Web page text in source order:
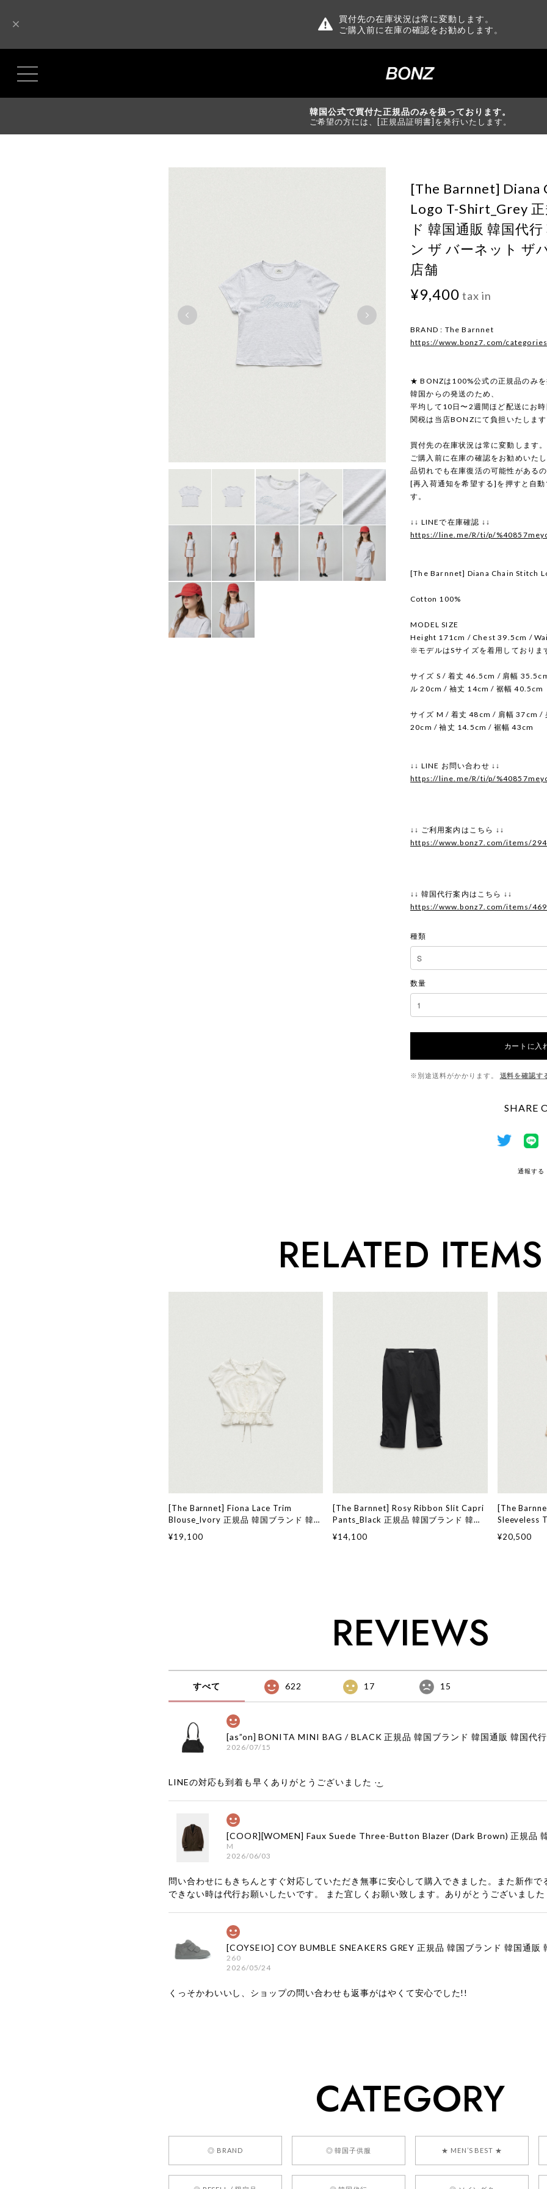
買付先の在庫状況は常に変動します。
ご購入前に在庫の確認をお勧めします。
韓国公式で買付た正規品のみを扱っております。
ご希望の方には、[正規品証明書]を発行いたします。
[The Barnnet] Diana
Logo T-Shirt_Grey
ド 韓国通販 韓国代
ン ザ バーネット ザ
店舗
¥9,400 tax in
BRAND : The Barnnet
https://www.bonz7.com/
★ BONZは100%公式の正規品のみ
韓国からの発送のため、
平均して10日〜2週間ほど配送にお
関税は当店BONZにて負担いたしま
買付先の在庫状況は常に変動します。
ご購入前に在庫の確認をお勧めいた
品切れでも在庫復活の可能性がある
[再入荷通知を希望する]を押すと自
す。
↓↓ LINEで在庫確認 ↓↓
https://line.me/R/ti/p/
[The Barnnet] Diana Chain Stitch
Cotton 100%
MODEL SIZE
Height 171cm / Chest 39.5cm /
※モデルはSサイズを着用しておりま
サイズ S / 着丈 46.5cm / 肩幅
ル 20cm / 袖丈 14cm / 裾幅 40.5cm
サイズ M / 着丈 48cm / 肩幅 37cm /
20cm / 袖丈 14.5cm / 裾幅 43cm
↓↓ LINE お問い合わせ ↓↓
https://line.me/R/ti/p/
↓↓ ご利用案内はこちら ↓↓
https://www.bonz7.com/items/
↓↓ 韓国代行案内はこちら ↓↓
https://www.bonz7.com/items/
種類
数量
カートに入
※別途送料がかかります。 送料を確認す
SHARE
通報する
RELATED ITEMS
[The Barnnet] Fiona Lace Trim
Blouse_Ivory 正規品 韓国ブランド 韓国
ネット ザバーネット 日本 店舗
¥19,100
[The Barnnet] Rosy Ribbon Slit Capri
Pants_Black 正規品 韓国ブランド 韓国
ネット ザバーネット 日本 店舗
¥14,100
[The
Sleeveless
ン ザ バー
¥20,500
REVIEWS
すべて 622 17 15
2026/07/15
LINEの対応も到着も早くありがとうございました‪ ·͜·
M
2026/06/03
問い合わせにもきちんとすぐ対応していただき無事に安心して購入できました。また新作で
できない時は代行お願いしたいです。 また宜しくお願い致します。ありがとうございました
260
2026/05/24
くっそかわいいし、ショップの問い合わせも返事がはやくて安心でした!!
2026/05/24
CATEGORY
◎ BRAND ◎ 韓国子供服 ★ MEN’S BEST ★